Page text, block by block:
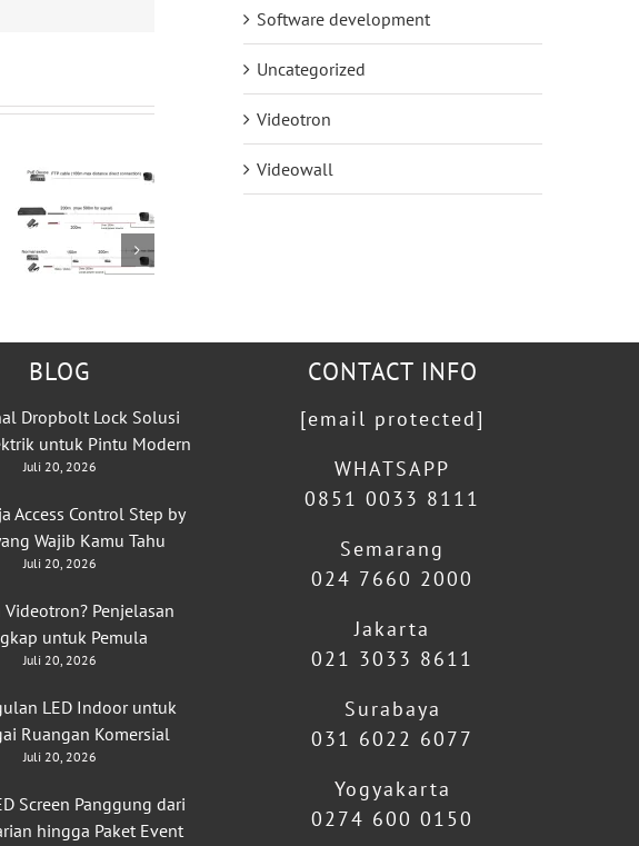
Software development
Uncategorized
Videotron
Videowall
BLOG
Dropbolt Lock Solusi
untuk Pintu Modern
Juli 20, 2026
Access Control Step by
Wajib Kamu Tahu
Juli 20, 2026
Penjelasan
untuk Pemula
Juli 20, 2026
LED Indoor untuk
Ruangan Komersial
Juli 20, 2026
Screen Panggung dari
hingga Paket Event
CONTACT INFO
[email protected]
WHATSAPP
0851 0033 8111
Semarang
024 7660 2000
Jakarta
021 3033 8611
Surabaya
031 6022 6077
Yogyakarta
0274 600 0150